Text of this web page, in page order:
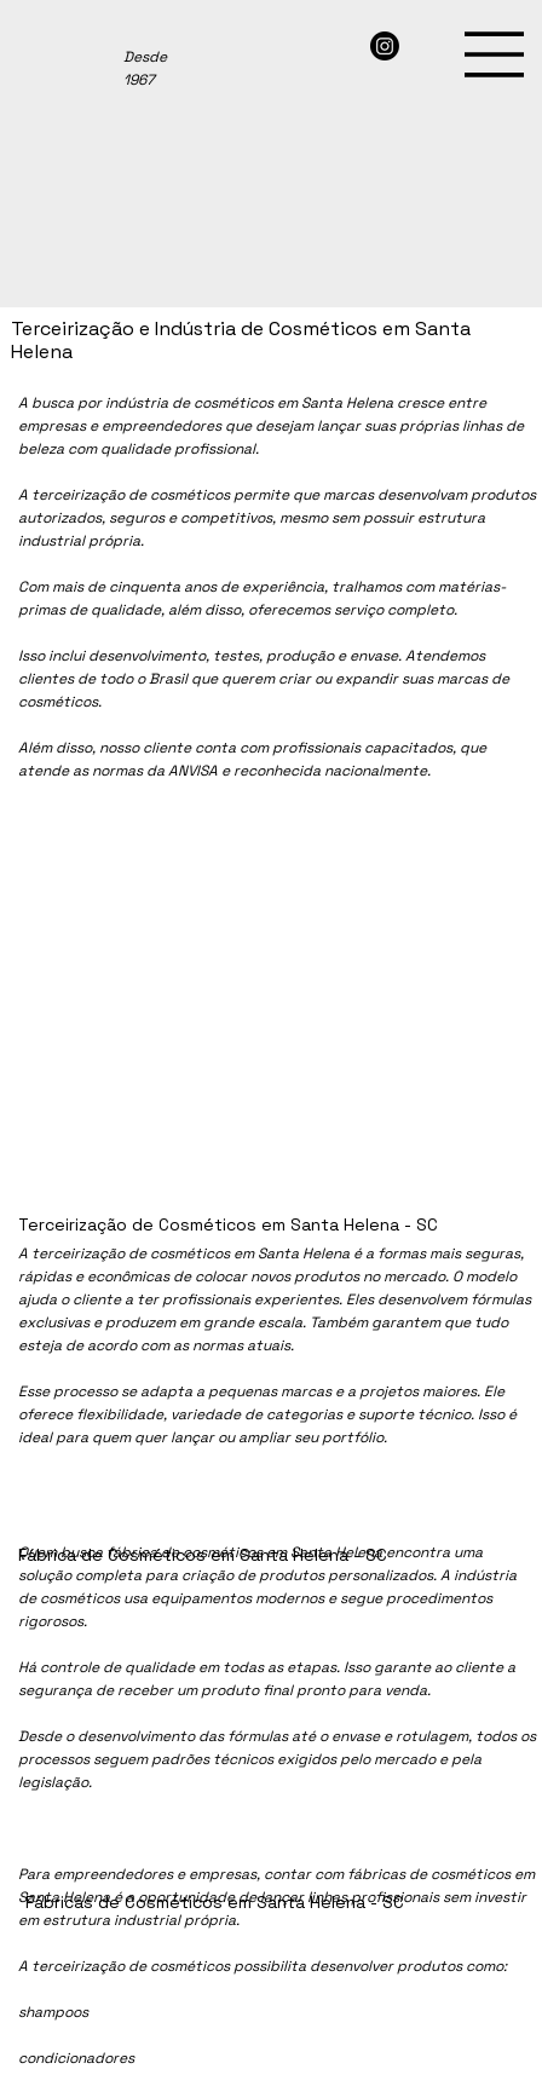
Desde
1967
A busca por indústria de cosméticos em Santa Helena cresce entre
empresas e empreendedores que desejam lançar suas próprias linhas de
beleza com qualidade profissional.
A terceirização de cosméticos permite que marcas desenvolvam produtos
autorizados, seguros e competitivos, mesmo sem possuir estrutura
industrial própria.
Com mais de cinquenta anos de experiência, tralhamos com matérias-
primas de qualidade, além disso, oferecemos serviço completo.
Isso inclui desenvolvimento, testes, produção e envase. Atendemos
clientes de todo o Brasil que querem criar ou expandir suas marcas de
cosméticos.
Além disso, nosso cliente conta com profissionais capacitados, que
atende as normas da ANVISA e reconhecida nacionalmente.
A terceirização de cosméticos em Santa Helena é a formas mais seguras,
rápidas e econômicas de colocar novos produtos no mercado. O modelo
ajuda o cliente a ter profissionais experientes. Eles desenvolvem fórmulas
exclusivas e produzem em grande escala. Também garantem que tudo
esteja de acordo com as normas atuais.
Esse processo se adapta a pequenas marcas e a projetos maiores. Ele
oferece flexibilidade, variedade de categorias e suporte técnico. Isso é
ideal para quem quer lançar ou ampliar seu portfólio.
Quem busca fábrica de cosméticos em Santa Helena encontra uma
solução completa para criação de produtos personalizados. A indústria
de cosméticos usa equipamentos modernos e segue procedimentos
rigorosos.
Há controle de qualidade em todas as etapas. Isso garante ao cliente a
segurança de receber um produto final pronto para venda.
Desde o desenvolvimento das fórmulas até o envase e rotulagem, todos os
processos seguem padrões técnicos exigidos pelo mercado e pela
legislação.
Para empreendedores e empresas, contar com fábricas de cosméticos em
Santa Helena é a oportunidade de lançar linhas profissionais sem investir
em estrutura industrial própria.
A terceirização de cosméticos possibilita desenvolver produtos como:
shampoos
condicionadores
Terceirização e Indústria de Cosméticos em Santa
Helena
Fábrica de Cosméticos em Santa Helena - SC
Terceirização de Cosméticos em Santa Helena - SC
Fábricas de Cosméticos em Santa Helena - SC